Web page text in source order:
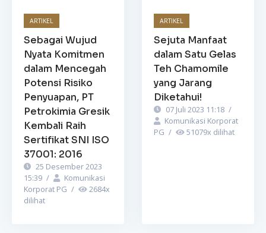
ARTIKEL
Sebagai Wujud
Nyata Komitmen
dalam Mencegah
Potensi Risiko
Penyuapan, PT
Petrokimia Gresik
Kembali Raih
Sertifikat SNI ISO
37001: 2016
25 Desember 2023
15:39 /
Komunikasi
Korporat PG / 2684x
dilihat
ARTIKEL
Sejuta Manfaat
dalam Satu Gelas
Teh Chamomile
yang Jarang
Diketahui!
07 Juli 2023 11:18 /
Komunikasi Korporat
PG / 51079x dilihat